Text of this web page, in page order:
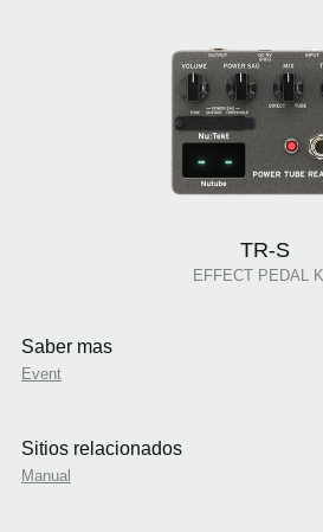
TR-S
EFFECT PEDAL
Saber mas
Event
Sitios relacionados
Manual